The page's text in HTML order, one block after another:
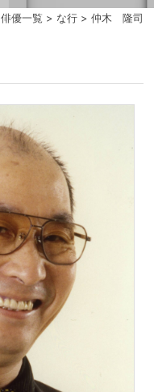
俳優一覧 > な行> 仲木 隆司